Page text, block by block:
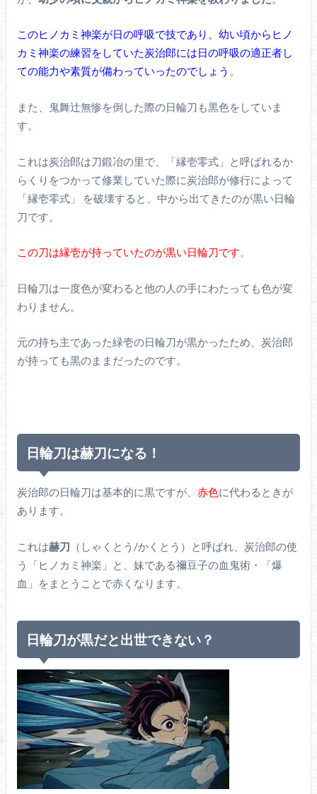
このヒノカミ神楽が日の呼吸で技であり、幼い頃からヒノ
カミ神楽の練習をしていた炭治郎には日の呼吸の適正者し
ての能力や素質が備わっていったのでしょう 。
また、鬼舞辻無惨を倒した際の日輪刀も黒色をしていま
す。
これは炭治郎は刀鍛冶の里で、「縁壱零式」と呼ばれるか
らくりをつかって修業していた際に炭治郎が修行によって
「縁壱零式」 を破壊すると、中から出てきたのが黒い日輪
刀です。
この刀は縁壱が持っていたのが黒い日輪刀です。
日輪刀は一度色が変わると他の人の手にわたっても色が変
わりません。
元の持ち主であった緑壱の日輪刀が黒かったため、炭治郎
が持っても黒のままだったのです。
日輪刀は赫刀になる！
炭治郎の日輪刀は基本的に黒ですが、 赤色に代わるときが
あります。
これは赫刀 （しゃくとう/かくとう）と呼ばれ、炭治郎の使
う「ヒノカミ神楽」と、妹である禰豆子の血鬼術・「爆
血」をまとうことで赤くなります。
日輪刀が黒だと出世できない？